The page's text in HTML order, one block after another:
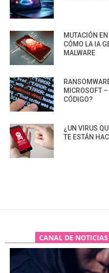
MUTACIÓN
CÓMO LA IA
MALWARE
MICROSOFT
CÓDIGO?
¿UN VIRUS
TE ESTÁN
CANAL DE